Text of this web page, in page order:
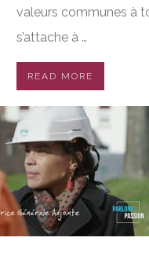
valeurs communes à
s’attache à …
READ MORE